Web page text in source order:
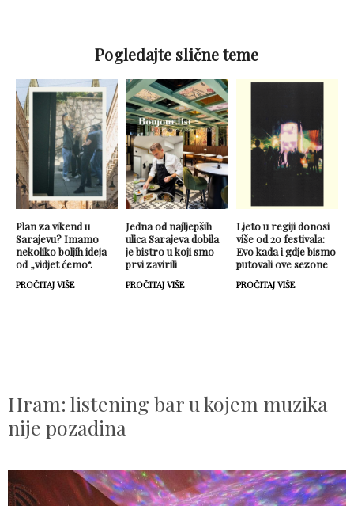
Pogledajte slične teme
Plan za vikend u
Sarajevu? Imamo
nekoliko boljih ideja
od „vidjet ćemo“.
PROČITAJ VIŠE
Jedna od najljepših
ulica Sarajeva dobila
je bistro u koji smo
prvi zavirili
PROČITAJ VIŠE
Ljeto u regiji donosi
više od 20 festivala:
Evo kada i gdje bismo
putovali ove sezone
PROČITAJ VIŠE
Hram: listening bar u kojem muzika
nije pozadina